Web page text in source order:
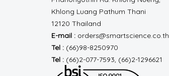
Khlong Luang Pathum Thani
12120 Thailand
E-mail : orders@smartscience.co.th
Tel : (66)98-8250970
Tel : (66)2-077-7593, (66)2-1296621